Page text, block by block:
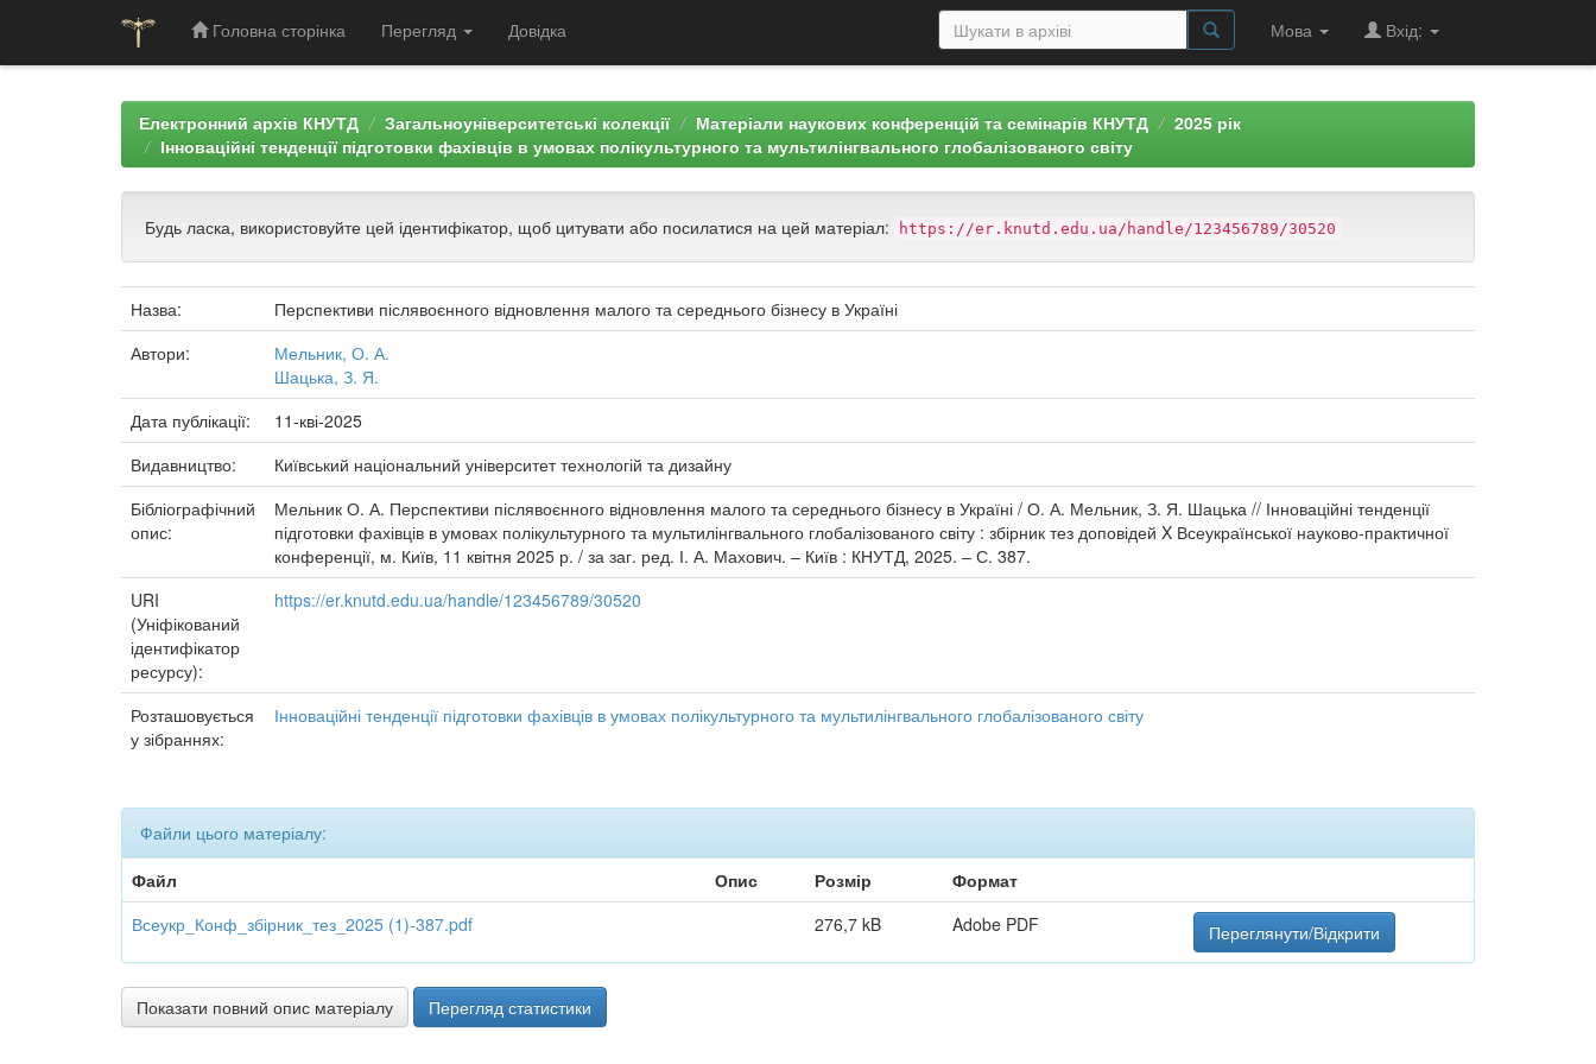
Головна сторінка Перегляд Довідка Мова Вхід:
Електронний архів КНУТД Загальноуніверситетські колекції Матеріали наукових конференцій та семінарів КНУТД
2025 рік
Інноваційні тенденції підготовки фахівців в умовах полікультурного та мультилінгвального глобалізованого світу
Будь ласка, використовуйте цей ідентифікатор, щоб цитувати або посилатися на цей матеріал: https://er.knutd.edu.ua/handle/123456789/30520
Назва:
Перспективи післявоєнного відновлення малого та середнього бізнесу в Україні
Автори:
Мельник, О. А.
Шацька, З. Я.
Дата публікації:
11-кві-2025
Видавництво:
Київський національний університет технологій та дизайну
Бібліографічний
опис:
Мельник О. А. Перспективи післявоєнного відновлення малого та середнього бізнесу в Україні / О. А. Мельник, З. Я. Шацька // Інноваційні тенденції
підготовки фахівців в умовах полікультурного та мультилінгвального глобалізованого світу : збірник тез доповідей X Всеукраїнської науково-практичної
конференції, м. Київ, 11 квітня 2025 р. / за заг. ред. І. А. Махович. – Київ : КНУТД, 2025. – С. 387.
URI
(Уніфікований
ідентифікатор
ресурсу):
https://er.knutd.edu.ua/handle/123456789/30520
Розташовується
у зібраннях:
Інноваційні тенденції підготовки фахівців в умовах полікультурного та мультилінгвального глобалізованого світу
Файли цього матеріалу:
Файл
Опис Розмір
Формат
Всеукр_Конф_збірник_тез_2025 (1)-387.pdf
276,7 kB Adobe PDF Переглянути/Відкрити
Показати повний опис матеріалу Перегляд статистики